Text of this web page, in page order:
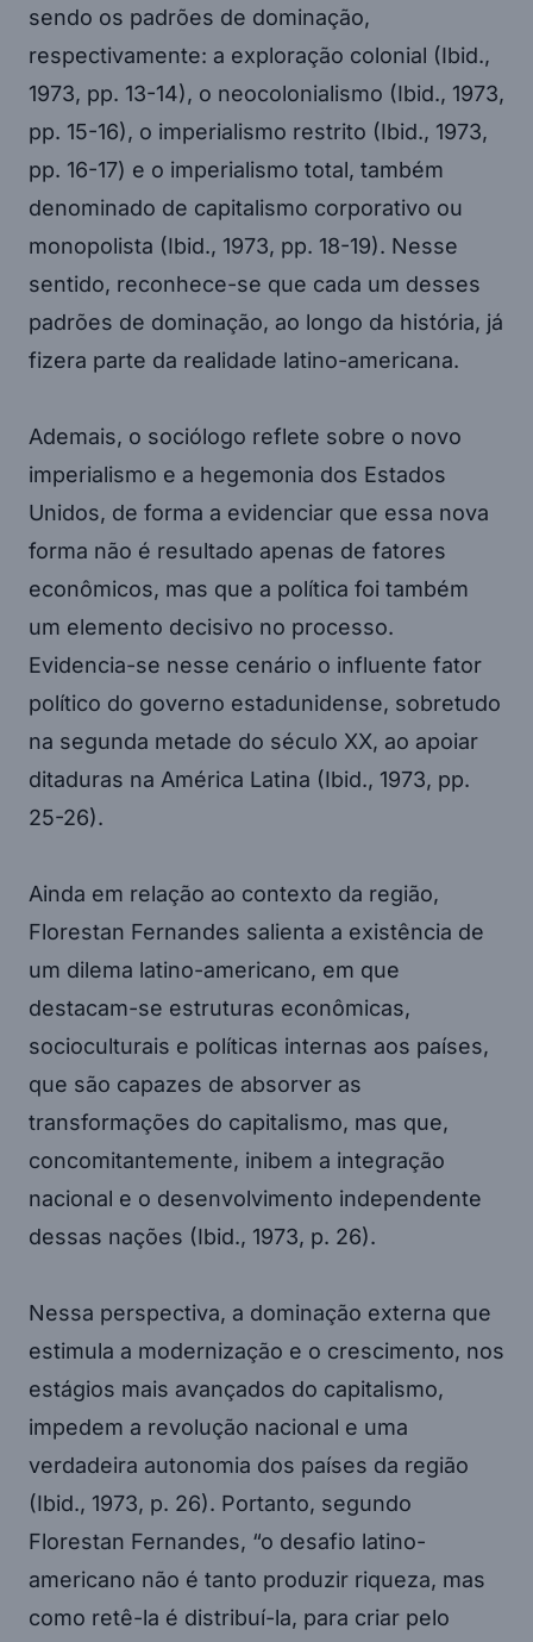
sendo os padrões de dominação,
respectivamente: a exploração colonial (Ibid.,
1973, pp. 13-14), o neocolonialismo (Ibid., 1973,
pp. 15-16), o imperialismo restrito (Ibid., 1973,
pp. 16-17) e o imperialismo total, também
denominado de capitalismo corporativo ou
monopolista (Ibid., 1973, pp. 18-19). Nesse
sentido, reconhece-se que cada um desses
padrões de dominação, ao longo da história, já
fizera parte da realidade latino-americana.
Ademais, o sociólogo reflete sobre o novo
imperialismo e a hegemonia dos Estados
Unidos, de forma a evidenciar que essa nova
forma não é resultado apenas de fatores
econômicos, mas que a política foi também
um elemento decisivo no processo.
Evidencia-se nesse cenário o influente fator
político do governo estadunidense, sobretudo
na segunda metade do século XX, ao apoiar
ditaduras na América Latina (Ibid., 1973, pp.
25-26).
Ainda em relação ao contexto da região,
Florestan Fernandes salienta a existência de
um dilema latino-americano, em que
destacam-se estruturas econômicas,
socioculturais e políticas internas aos países,
que são capazes de absorver as
transformações do capitalismo, mas que,
concomitantemente, inibem a integração
nacional e o desenvolvimento independente
dessas nações (Ibid., 1973, p. 26).
Nessa perspectiva, a dominação externa que
estimula a modernização e o crescimento, nos
estágios mais avançados do capitalismo,
impedem a revolução nacional e uma
verdadeira autonomia dos países da região
(Ibid., 1973, p. 26). Portanto, segundo
Florestan Fernandes, “o desafio latino-
americano não é tanto produzir riqueza, mas
como retê-la é distribuí-la, para criar pelo